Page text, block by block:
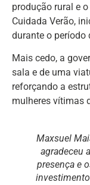
produção rural e
Cuidada Verão,
durante o período
Mais cedo, a
sala e de uma
reforçando a
mulheres vítimas
Maxsuel
agradeceu a
presença e